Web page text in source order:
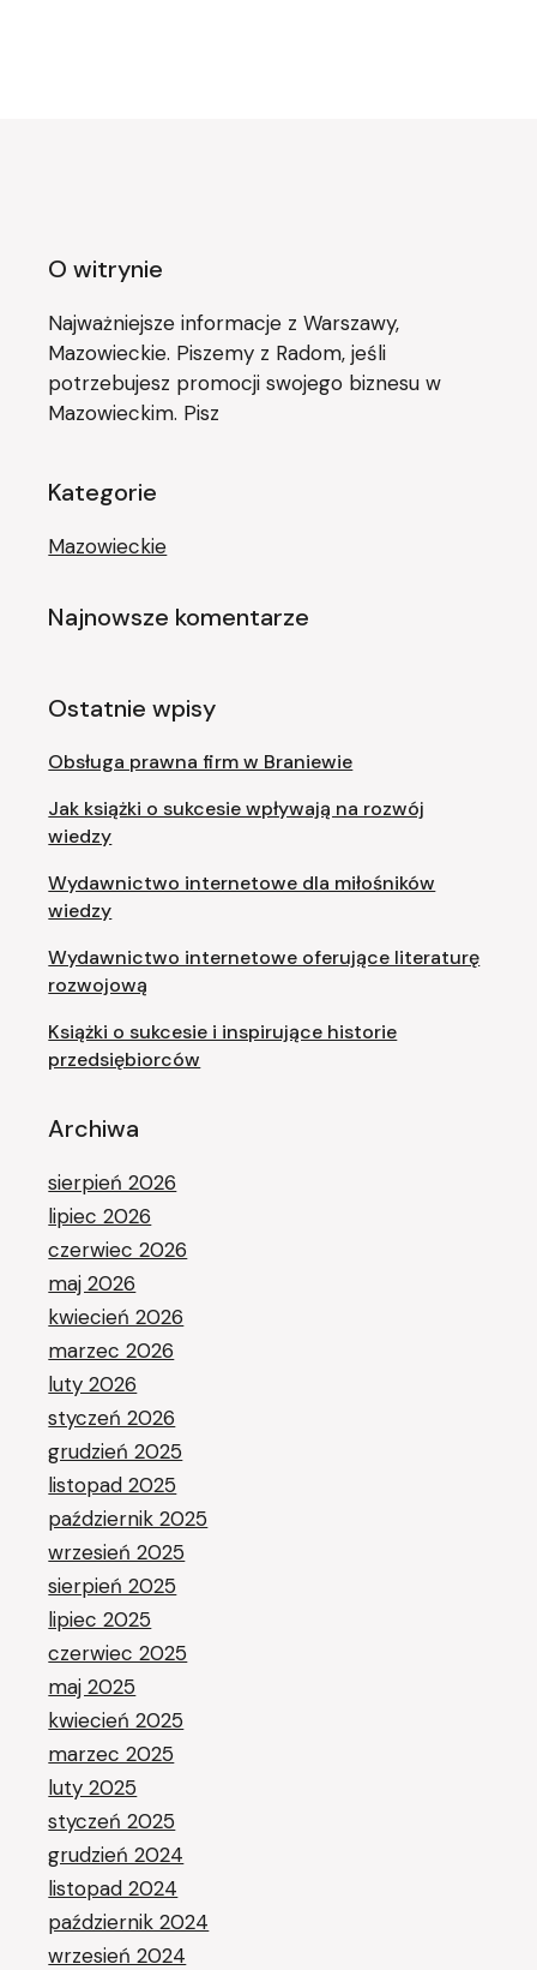
O witrynie
Najważniejsze informacje z Warszawy,
Mazowieckie. Piszemy z Radom, jeśli
potrzebujesz promocji swojego biznesu w
Mazowieckim. Pisz
Kategorie
Mazowieckie
Najnowsze komentarze
Ostatnie wpisy
Obsługa prawna firm w Braniewie
Jak książki o sukcesie wpływają na rozwój
wiedzy
Wydawnictwo internetowe dla miłośników
wiedzy
Wydawnictwo internetowe oferujące literaturę
rozwojową
Książki o sukcesie i inspirujące historie
przedsiębiorców
Archiwa
sierpień 2026
lipiec 2026
czerwiec 2026
maj 2026
kwiecień 2026
marzec 2026
luty 2026
styczeń 2026
grudzień 2025
listopad 2025
październik 2025
wrzesień 2025
sierpień 2025
lipiec 2025
czerwiec 2025
maj 2025
kwiecień 2025
marzec 2025
luty 2025
styczeń 2025
grudzień 2024
listopad 2024
październik 2024
wrzesień 2024